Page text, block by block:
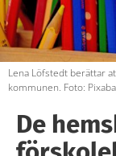
Lena Löfstedt berättar
kommunen. Foto:
De